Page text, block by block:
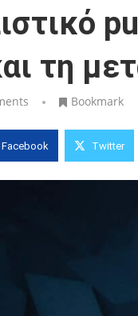
τη
Bookmark
Facebook Twitter